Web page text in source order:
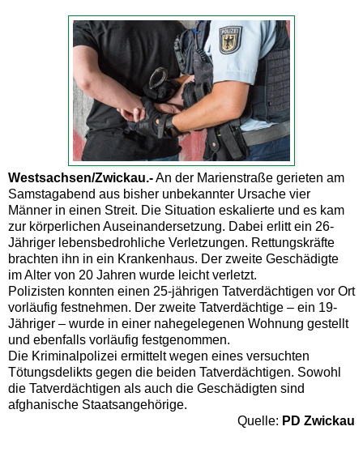
Westsachsen/Zwickau.-An der Marienstraße gerieten am
Samstagabend aus bisher unbekannter Ursache vier
Männer in einen Streit. Die Situation eskalierte und es kam
zur körperlichen Auseinandersetzung. Dabei erlitt ein 26-
Jähriger lebensbedrohliche Verletzungen. Rettungskräfte
brachten ihn in ein Krankenhaus. Der zweite Geschädigte
im Alter von 20 Jahren wurde leicht verletzt.
Polizisten konnten einen 25-jährigen Tatverdächtigen vor Ort
vorläufig festnehmen. Der zweite Tatverdächtige – ein 19-
Jähriger – wurde in einer nahegelegenen Wohnung gestellt
und ebenfalls vorläufig festgenommen.
Die Kriminalpolizei ermittelt wegen eines versuchten
Tötungsdelikts gegen die beiden Tatverdächtigen. Sowohl
die Tatverdächtigen als auch die Geschädigten sind
afghanische Staatsangehörige.
Quelle: PD Zwickau